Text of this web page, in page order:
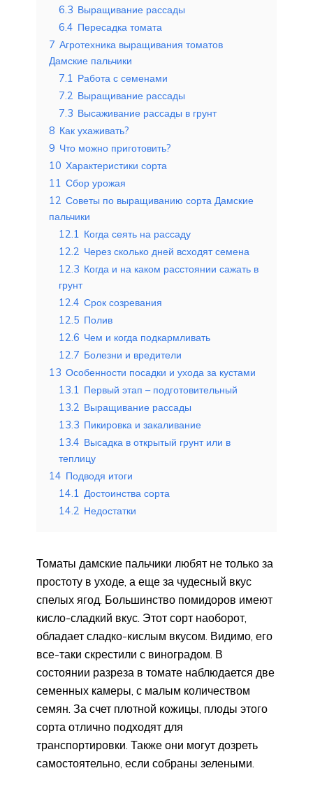
6.3 Выращивание рассады
6.4 Пересадка томата
7 Агротехника выращивания томатов
Дамские пальчики
7.1 Работа с семенами
7.2 Выращивание рассады
7.3 Высаживание рассады в грунт
8 Как ухаживать?
9 Что можно приготовить?
10 Характеристики сорта
11 Сбор урожая
12 Советы по выращиванию сорта Дамские
пальчики
12.1 Когда сеять на рассаду
12.2 Через сколько дней всходят семена
12.3 Когда и на каком расстоянии сажать в
грунт
12.4 Срок созревания
12.5 Полив
12.6 Чем и когда подкармливать
12.7 Болезни и вредители
13 Особенности посадки и ухода за кустами
13.1 Первый этап – подготовительный
13.2 Выращивание рассады
13.3 Пикировка и закаливание
13.4 Высадка в открытый грунт или в
теплицу
14 Подводя итоги
14.1 Достоинства сорта
14.2 Недостатки
Томаты дамские пальчики любят не только за
простоту в уходе, а еще за чудесный вкус
спелых ягод. Большинство помидоров имеют
кисло-сладкий вкус. Этот сорт наоборот,
обладает сладко-кислым вкусом. Видимо, его
все-таки скрестили с виноградом. В
состоянии разреза в томате наблюдается две
семенных камеры, с малым количеством
семян. За счет плотной кожицы, плоды этого
сорта отлично подходят для
транспортировки. Также они могут дозреть
самостоятельно, если собраны зелеными.